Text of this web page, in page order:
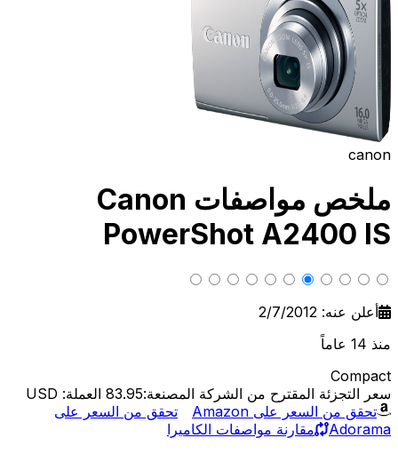
canon
ملخص مواصفات Canon
PowerShot A2400 IS
أعلن عنه: 2/7/2012
منذ 14 عاماً
Compact
سعر التجزئة المقترح من الشركة المصنعة:83.95
العملة: USD
تحقق من السعر على Amazon
تحقق من السعر على
Adorama
مقارنة مواصفات الكاميرا